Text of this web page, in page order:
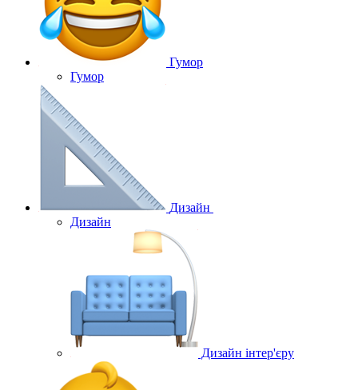
Гумор
Гумор
Дизайн
Дизайн
Дизайн інтер'єру